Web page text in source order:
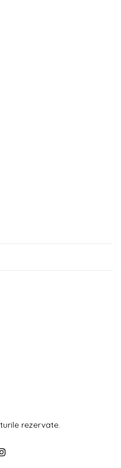
rezervate.